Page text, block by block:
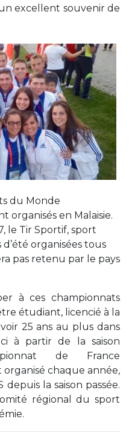
excellent souvenir de
du Monde
organisés en Malaisie.
le Tir Sportif, sport
organisées tous
pas retenu par le pays
à ces championnats
étudiant, licencié à la
25 ans au plus dans
à partir de la saison
de France
organisé chaque année,
la saison passée.
régional du sport